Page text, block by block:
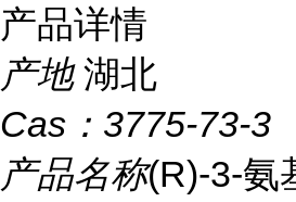
产品详情
产地 湖北
Cas： 3775-73-3
产品名称(R)-3-氨